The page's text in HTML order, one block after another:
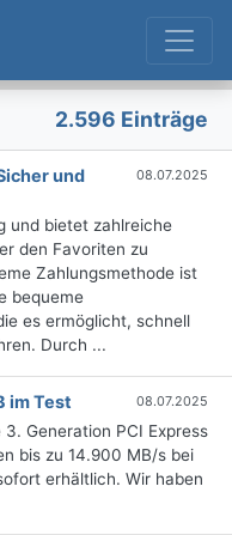
2.596 Einträge
und
08.07.2025
und bietet zahlreiche
den Favoriten zu
Zahlungsmethode ist
bequeme
es ermöglicht, schnell
Durch ...
im Test 08.07.2025
Generation PCI Express
bis zu 14.900 MB/s bei
erhältlich. Wir haben